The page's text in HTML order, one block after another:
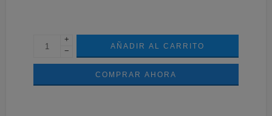
+
−
AÑADIR AL CARRITO
COMPRAR AHORA